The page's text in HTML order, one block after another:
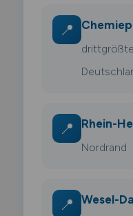
📍
📍 Rhein-
Nordrand
📍 Wesel-